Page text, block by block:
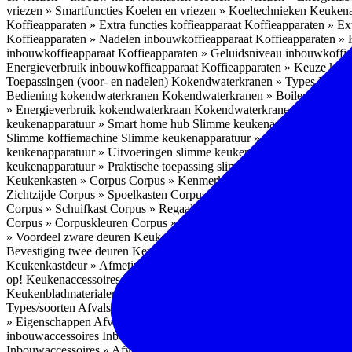
vriezen » Smartfuncties Koelen en vriezen » Koeltechnieken
Koffieapparaten » Extra functies koffieapparaat Koffieapparaten »
Koffieapparaten » Nadelen inbouwkoffieapparaat Koffieapparaten »
inbouwkoffieapparaat Koffieapparaten » Geluidsniveau
Energieverbruik inbouwkoffieapparaat Koffieapparaten » Keuze
Toepassingen (voor- en nadelen) Kokendwaterkranen » Types
Bediening kokendwaterkranen Kokendwaterkranen » Boilers
» Energieverbruik kokendwaterkraan Kokendwaterkranen »
keukenapparatuur » Smart home hub Slimme keukenapparatuur »
Slimme koffiemachine Slimme keukenapparatuur » Slimme stekker
keukenapparatuur » Uitvoeringen slimme keukenapparatuur
keukenapparatuur » Praktische toepassing slimme keukenapparatuur
Keukenkasten » Corpus Corpus » Kenmerken
Zichtzijde Corpus » Spoelkasten Corpus » Soorten keukenkasten
Corpus » Schuifkast Corpus » Regaalkast
Corpus » Corpuskleuren Corpus » Corpus in kleur
» Voordeel zware deuren Keukenkasten » Kastindeling
Bevestiging twee deuren Keukenkastdeur » Vaatwasserdeur
Keukenkastdeur » Afmetingen
op! KeukenaccessoiresKeukenaccessoires » Achterwanden
Keukenbladmaterialen als achterwand
Types/soorten Afvalsystemen » Installatie
» Eigenschappen Afvalsystemen » Inhoud
inbouwaccessoires Inbouwaccessoires » Bestek- en ladeindelingen